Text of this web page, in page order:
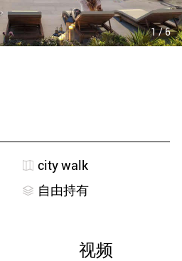
1/6
city walk
自由持有
视频